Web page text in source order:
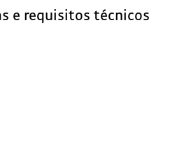
e requisitos técnicos